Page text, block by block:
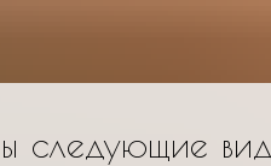
следующие